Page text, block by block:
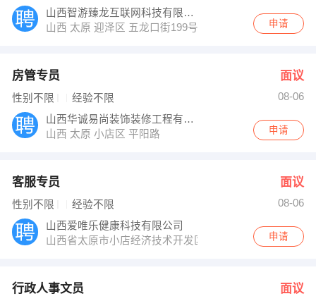
山西智游臻龙互联网科技有限公司
山西 太原 迎泽区 五龙口街199号汇大国际品牌总部5号楼
申请
房管专员 面议
性别不限 经验不限
08-06
山西华诚易尚装饰装修工程有限公司
山西 太原 小店区 平阳路
申请
客服专员 面议
性别不限 经验不限
08-06
山西爱唯乐健康科技有限公司
山西省太原市小店经济技术开发区经北街16号德森大厦5
申请
行政人事文员 面议